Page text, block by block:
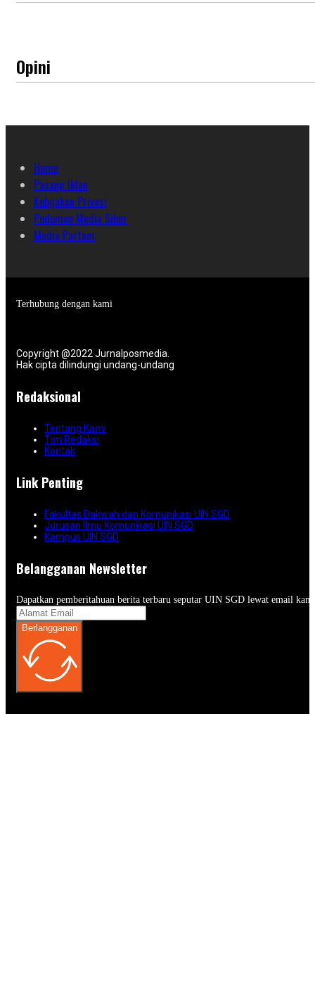
Opini
Home
Pasang Iklan
Kebijakan Privasi
Pedoman Media Siber
Media Partner
Terhubung dengan kami
Copyright @2022 Jurnalposmedia.
Hak cipta dilindungi undang-undang
Redaksional
Tentang Kami
Tim Redaksi
Kontak
Link Penting
Fakultas Dakwah dan Komunikasi UIN SGD
Jurusan Ilmu Komunikasi UIN SGD
Kampus UIN SGD
Belangganan Newsletter
Dapatkan pemberitahuan berita terbaru seputar UIN SGD lewat email
Berlangganan